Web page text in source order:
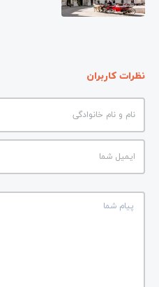
نظرات کاربران